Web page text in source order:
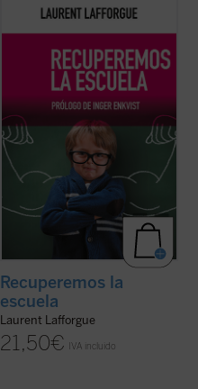
El matemático francés Laurent Lafforgue,
Medalla Fields del año 2002, ha intervenido
la educación y la escuela francesa y
europea. Este libro recoge algunas de ...
Recuperemos la
escuela
Laurent Lafforgue
21,50€ IVA incluido